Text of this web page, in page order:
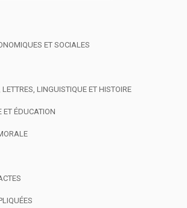
ET SOCIALES
LINGUISTIQUE ET HISTOIRE
ET ÉDUCATION